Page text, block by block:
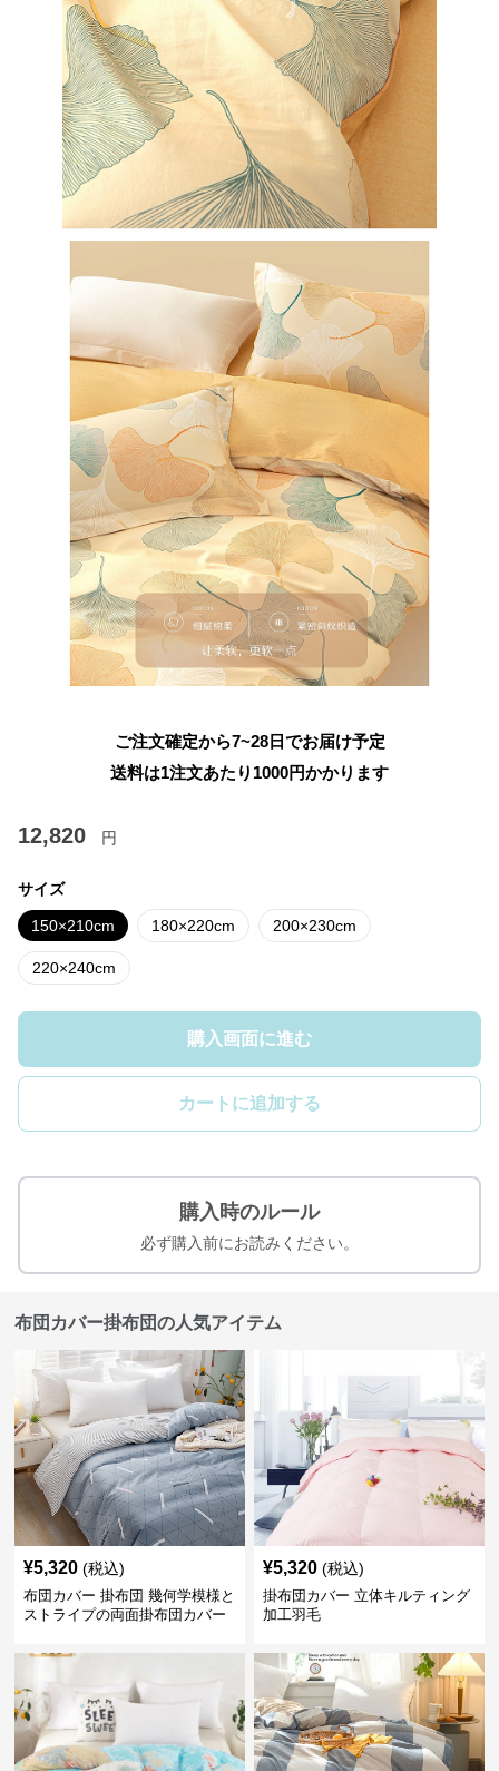
ご注文確定から7~28日でお届け予定
送料は1注文あたり 1000円かかります
12,820 円
サイズ
150×210cm 180×220cm 200×230cm
220×240cm
購入画面に進む
カートに追加する
購入時のルール
必ず購入前にお読みください。
布団カバー掛布団の人気アイテム
¥5,320 (税込)
布団カバー 掛布団 幾何学模様と
ストライプの両面掛布団カバー
¥5,320 (税込)
掛布団カバー 立体キルティング
加工羽毛